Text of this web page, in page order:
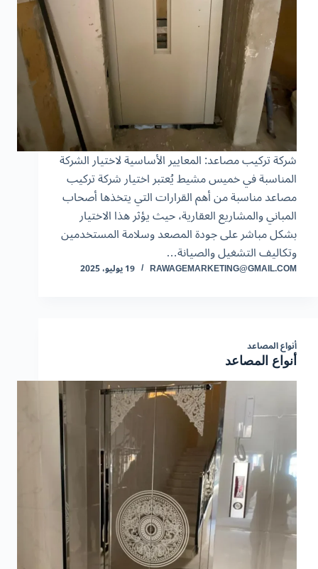
شركة تركيب مصاعد: المعايير الأساسية لاختيار الشركة
المناسبة في خميس مشيط يُعتبر اختيار شركة تركيب
مصاعد مناسبة من أهم القرارات التي يتخذها أصحاب
المباني والمشاريع العقارية، حيث يؤثر هذا الاختيار
بشكل مباشر على جودة المصعد وسلامة المستخدمين
وتكاليف التشغيل والصيانة…
RAWAGEMARKETING@GMAIL.COM 19 يوليو، 2025
أنواع المصاعد
أنواع المصاعد